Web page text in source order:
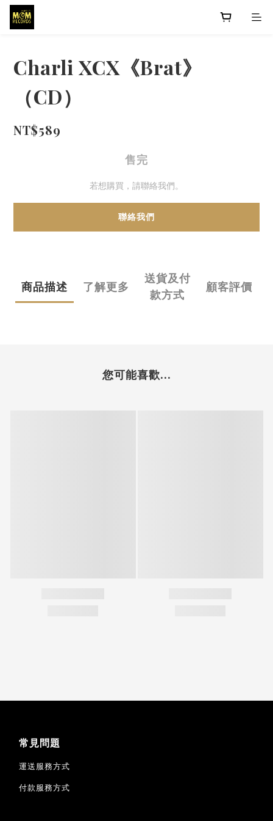
Charli XCX《Brat》
（CD）
NT$589
售完
若想購買，請聯絡我們。
聯絡我們
商品描述 了解更多
送貨及付
款方式
顧客評價
您可能喜歡...
常見問題
運送服務方式
付款服務方式